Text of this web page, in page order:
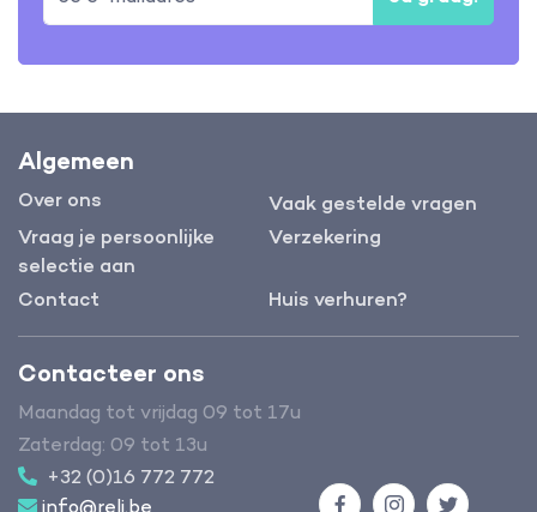
Algemeen
Over ons
Vaak gestelde vragen
Vraag je persoonlijke
selectie aan
Verzekering
Contact Huis verhuren?
Contacteer ons
Maandag tot vrijdag 09 tot 17u
Zaterdag: 09 tot 13u
+32 (0)16 772 772